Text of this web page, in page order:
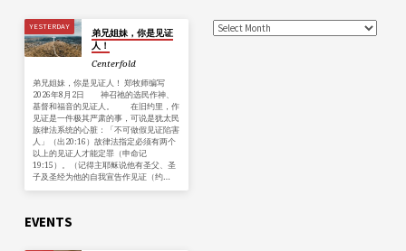
YESTERDAY
弟兄姐妹，你是见证
人！
Centerfold
弟兄姐妹，你是见证人！ 郑牧师编写
2026年8月2日 神召祂的选民作神、
基督和福音的见证人。 在旧约里，作
见证是一件极其严肃的事，可说是犹太民
族律法系统的心脏：「不可做假见证陷害
人」（出20:16）故律法指定必须有两个
以上的见证人才能定罪（申命记
19:15）。（记得主耶稣说他有圣父、圣
子及圣经为他的自我宣告作见证（约…
EVENTS